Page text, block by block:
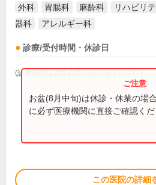
外科 胃腸科 麻酔科 リハビリ
器科
アレルギー科
診療/受付時間・休診日
(診療時間は直接お問い合わせください)
お盆(8月中旬)は休診・休業の場
に必ず医療機関に直接ご確認くだ
この医院の詳細